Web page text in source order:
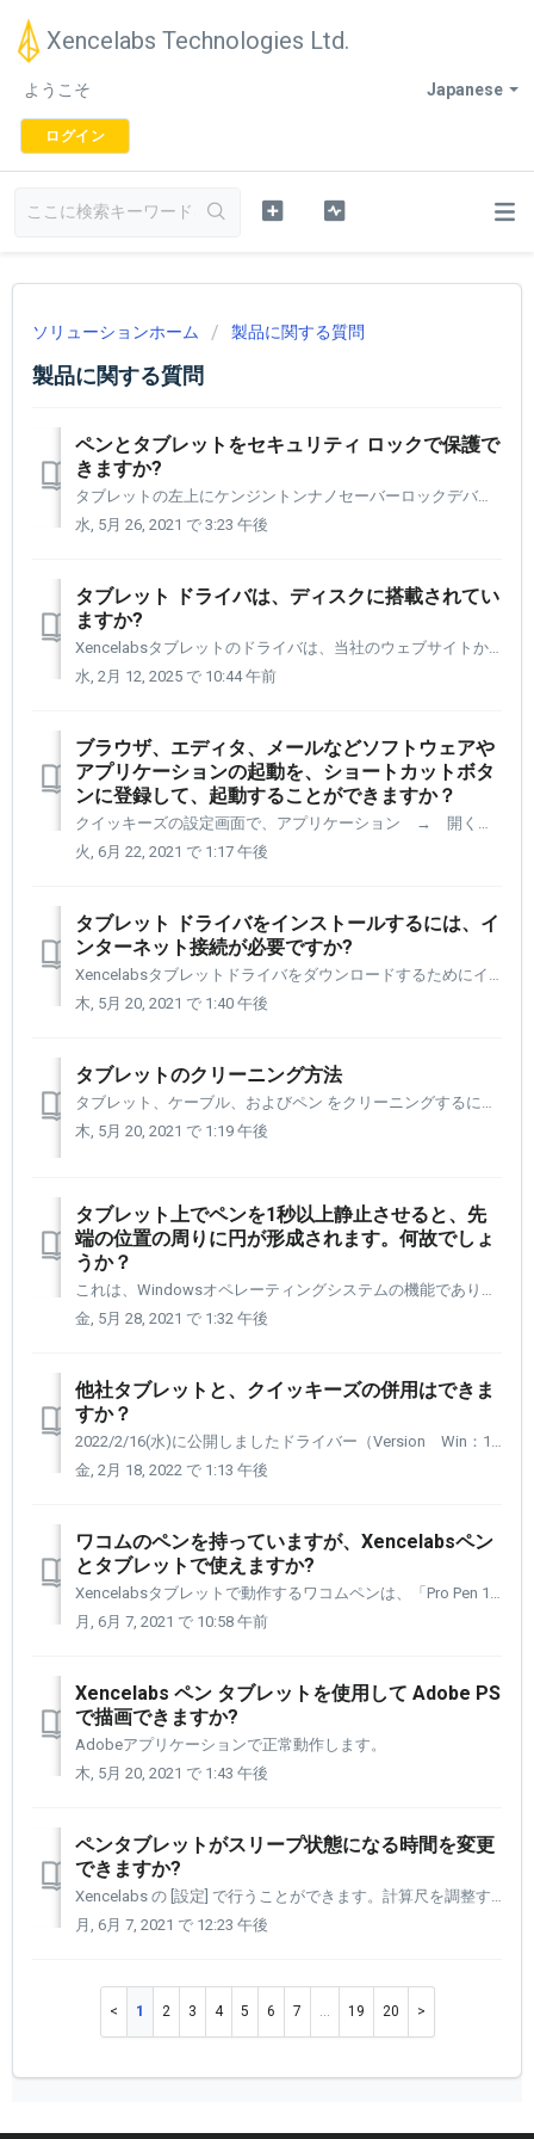
Xencelabs Technologies Ltd.
Japanese
ようこそ
ログイン
ソリューションホーム 製品に関する質問
製品に関する質問
ペンとタブレットをセキュリティ ロックで保護で
きますか?
タブレットの左上にケンジントンナノセーバーロックデバイスで使用できるケンジントンセキュリティスロットがあります。
水, 5月 26, 2021 で 3:23 午後
タブレット ドライバは、ディスクに搭載されてい
ますか?
Xencelabsタブレットのドライバは、当社のウェブサイトからダウンロードする必要があります。 Xencelabs.comをクリックし、[ドライバのダウンロード] を選択し、オペレーティング システムのドライバのバージョンを選択します。 ご質問などは、Supportjp@xencelabs.c...
水, 2月 12, 2025 で 10:44 午前
ブラウザ、エディタ、メールなどソフトウェアや
アプリケーションの起動を、ショートカットボタ
ンに登録して、起動することができますか？
クイッキーズの設定画面で、アプリケーション → 開く／実行する・・・ にて設定できます。 ソフトウェアやアプリの実行ファイルの保存先は、ソフトウェアやアプリによって違うため、例えば以下の様な手順などで探してください。 例：【Windows10】アプリの実行ファイルの場所（パス...
火, 6月 22, 2021 で 1:17 午後
タブレット ドライバをインストールするには、イ
ンターネット接続が必要ですか?
Xencelabsタブレットドライバをダウンロードするためにインターネットに接続している必要があります。 Xencelabs ドライバの最新バージョンは、 https://www.xencelabs.com/jp/support/download-drivers/ にあります。
木, 5月 20, 2021 で 1:40 午後
タブレットのクリーニング方法
タブレット、ケーブル、およびペン をクリーニングするには、ディスプレイタイプのクリーナーを使用し、マイクロファイバーなどの布で、軽く拭き 掃除することをお勧めします。 タブレット、ペン、アクセサリーは繊細な電子機器であり、水分が多すぎると故障の原因になりますのでご注意ください。 ウイルスからタブ...
木, 5月 20, 2021 で 1:19 午後
タブレット上でペンを1秒以上静止させると、先
端の位置の周りに円が形成されます。何故でしょ
うか？
これは、Windowsオペレーティングシステムの機能であり、「長押しして右クリック」と呼ばれます。これはデフォルトではアクティブではありませんが、ある時点で選択された場合、予期しない動作が発生する可能性があります。 コントロールパネルのペンとタッチの設定に移動します。[ペンオプション]タブを選択します。...
金, 5月 28, 2021 で 1:32 午後
他社タブレットと、クイッキーズの併用はできま
すか？
2022/2/16(水)に公開しましたドライバー（Version Win：1.2.1-14以降、Mac：1.2.1.-18以降）を使うことで、他社タブレットとクイッキーズの併用が可能になりました。 ドライバーのダウンロード | Xencelabs -----------------------------...
金, 2月 18, 2022 で 1:13 午後
ワコムのペンを持っていますが、Xencelabsペン
とタブレットで使えますか?
Xencelabsタブレットで動作するワコムペンは、「Pro Pen 1 (KP503E)」 です。但し、Pro Pens のサイドスイッチの使用は非常に限られていますので、機能しない場合もあります。 Xencelabsタブレットでは、Xencelabsペンまたは 3ボタンペンを使用することをお勧めしま...
月, 6月 7, 2021 で 10:58 午前
Xencelabs ペン タブレットを使用して Adobe PS
で描画できますか?
Adobeアプリケーションで正常動作します。
木, 5月 20, 2021 で 1:43 午後
ペンタブレットがスリープ状態になる時間を変更
できますか?
Xencelabs の [設定] で行うことができます。計算尺を調整することで、タブレットがスリープ状態になる時間を短縮したり、アクティブなままの時間を延長したりできます。 設定にアクセスするには、タブレットの上部中央にある左のタブレットボタンをクリックします。Windows ユーザーの場合は、Wind...
月, 6月 7, 2021 で 12:23 午後
1 2 3 4 5 6 7 … 19 20